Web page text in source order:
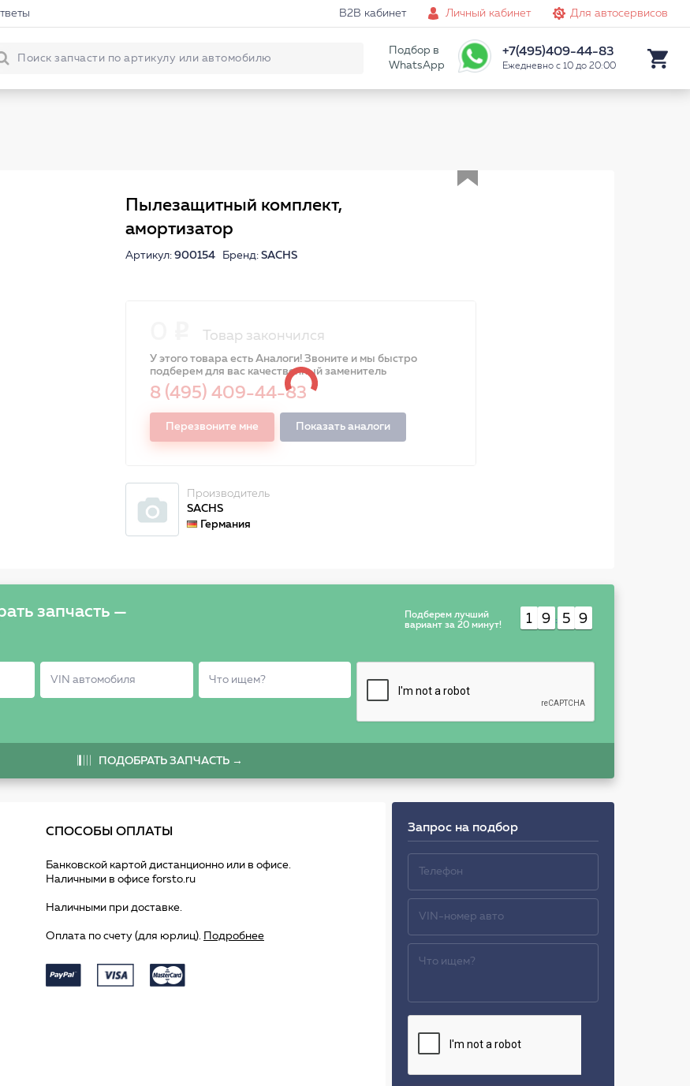
B2B кабинет Личный кабинет Для автосервисов
Подбор в
WhatsApp
+7(495)409-44-83
Ежедневно с 10 до 20:00
Пылезащитный комплект,
амортизатор
Артикул: 900154 Бренд: SACHS
Товар закончился
У этого товара есть Аналоги! Звоните и мы быстро
подберем для вас качественный заменитель
8 (495) 409-44-83
Перезвоните мне Показать аналоги
Производитель
SACHS
Германия
запчасть —
Подберем лучший
вариант за 20 минут!
1 9 : 5 9
ПОДОБРАТЬ ЗАПЧАСТЬ →
СПОСОБЫ ОПЛАТЫ
Банковской картой дистанционно или в офисе.
Наличными в офисе forsto.ru
Наличными при доставке.
Оплата по счету (для юрлиц). Подробнее
Запрос на подбор